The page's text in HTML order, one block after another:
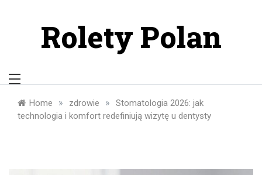
Rolety Polan
Home » zdrowie »
Stomatologia 2026: jak
technologia i komfort redefiniują wizytę u dentysty